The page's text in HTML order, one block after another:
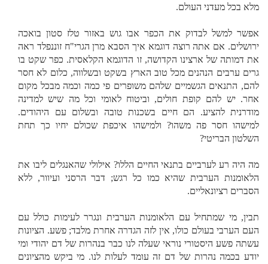
מלא בכל מעדני העולם.
אפשר למשל לבדוק את הכפר אבו גוש באזור טלז סטון בואכה
ירושלים. אם אתה רוצה דוגמא איך הסבא מרן הגרי"ח זוננפלד ראה
את דמותה של ארצינו הקדושה, זו הדוגמא הקלאסית. כפר שקט בו
גרים ערבים הנהנים מכל טוב הארץ בשקט ובשלווה, כלום לא חסר
להם, התנאים הגשמיים שלהם משופרים פי כמה וכמה מבכל מקום
אחר. יש להם קופת חולים, וביטוח לאומי וכל מה שיש למדינה
מודרנית להציע. הם חיים בשכנות טובה ובשלום עם היהודים.
למישהו חסר פה משהו? ולמישהו איכפת שכולם יחיו כך תחת
השלטון הבריטי?
מה היה רע לערביים בתנאי החיים הללו? אילולי שהאנגלים ליבו את
הלאומנות הערבית שהיא כמו כל רגש; דבר הרסני ועיוור, ללא
הסברים רציונאליים.
תבין, מי שמתחיל עם הלאומנות הערבית ונגרר לעימות כולל עם
העם הערבי בעולם כולו, אין לזה הגדרה אחרת מלבד; פשע. הציונות
עשתה פשע היסטורי נוראי שעלה לנו כבר בנהרות של דם יהודי ומי
יודע בכמה נהרות של דם זה עומד לעלות לנו. מי ביקש מהציונים